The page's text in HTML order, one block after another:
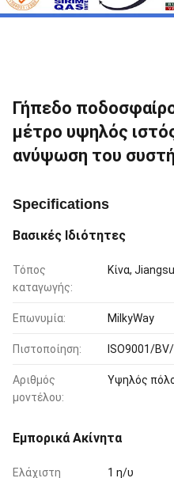
Γήπεδο
μέτρο υψηλός
ανύψωση του
Specifications
Βασικές Ιδιότητες
Τόπος
καταγωγής:
Κίνα, Jiangsu
Επωνυμία: MilkyWay
Πιστοποίηση: ISO9001/BV/
Αριθμός
μοντέλου:
Υψηλός
Εμπορικά Ακίνητα
Ελάχιστη
1 η/υ